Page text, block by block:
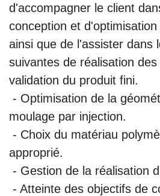
d'accompagner le client
conception et
ainsi que de l'assister dans
suivantes de réalisation
validation du produit fini.
- Optimisation de la
moulage par injection.
- Choix du matériau
approprié.
- Gestion de la réalisation
- Atteinte des objectifs de